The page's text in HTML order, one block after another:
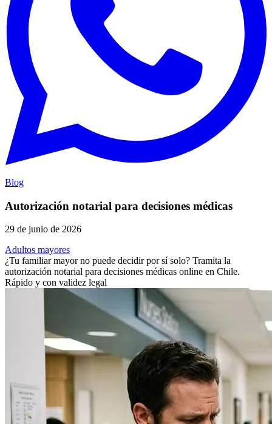
Blog
Autorización notarial para decisiones médicas
29 de junio de 2026
Adultos mayores
¿Tu familiar mayor no puede decidir por sí solo? Tramita la
autorización notarial para decisiones médicas online en Chile.
Rápido y con validez legal